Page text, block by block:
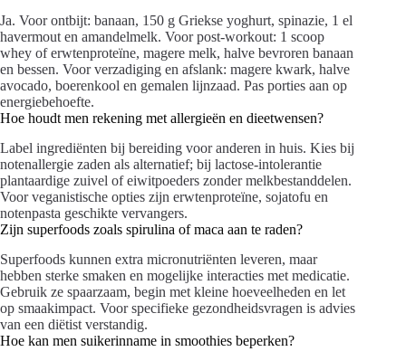
Ja. Voor ontbijt: banaan, 150 g Griekse yoghurt, spinazie, 1 el
havermout en amandelmelk. Voor post-workout: 1 scoop
whey of erwtenproteïne, magere melk, halve bevroren banaan
en bessen. Voor verzadiging en afslank: magere kwark, halve
avocado, boerenkool en gemalen lijnzaad. Pas porties aan op
energiebehoefte.
Hoe houdt men rekening met allergieën en dieetwensen?
Label ingrediënten bij bereiding voor anderen in huis. Kies bij
notenallergie zaden als alternatief; bij lactose-intolerantie
plantaardige zuivel of eiwitpoeders zonder melkbestanddelen.
Voor veganistische opties zijn erwtenproteïne, sojatofu en
notenpasta geschikte vervangers.
Zijn superfoods zoals spirulina of maca aan te raden?
Superfoods kunnen extra micronutriënten leveren, maar
hebben sterke smaken en mogelijke interacties met medicatie.
Gebruik ze spaarzaam, begin met kleine hoeveelheden en let
op smaakimpact. Voor specifieke gezondheidsvragen is advies
van een diëtist verstandig.
Hoe kan men suikerinname in smoothies beperken?